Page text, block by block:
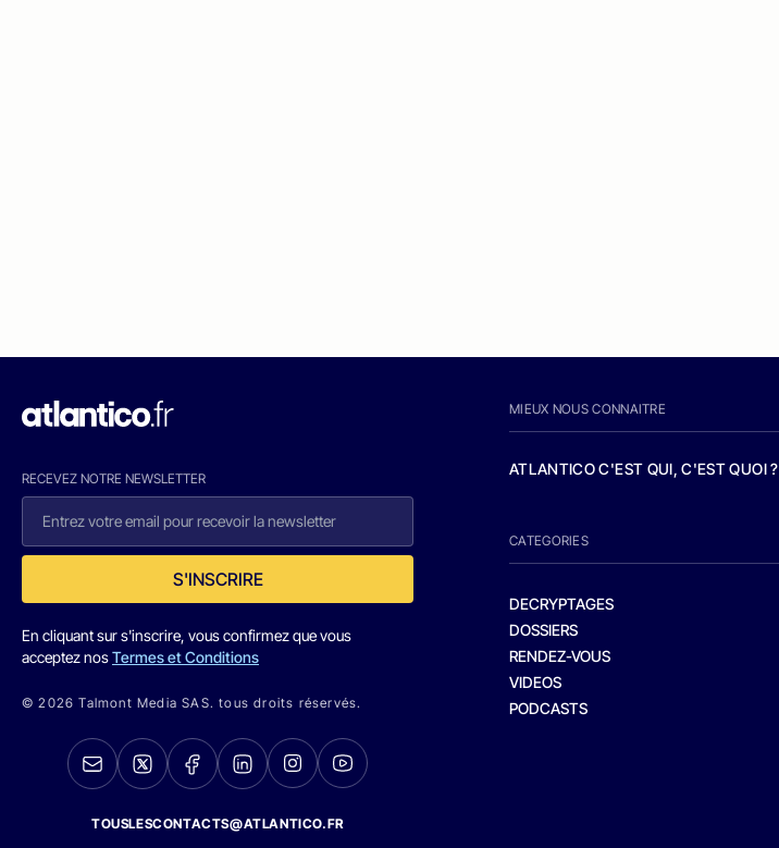
RECEVEZ NOTRE NEWSLETTER
S'INSCRIRE
En cliquant sur s'inscrire, vous confirmez que vous
acceptez nosTermes et Conditions
© 2026 Talmont Media SAS. tous droits réservés.
TOUSLESCONTACTS@ATLANTICO.FR
MIEUX NOUS CONNAITRE
ATLANTICO C'EST QUI, C'EST QUOI ?
CATEGORIES
DECRYPTAGES
DOSSIERS
RENDEZ-VOUS
VIDEOS
PODCASTS